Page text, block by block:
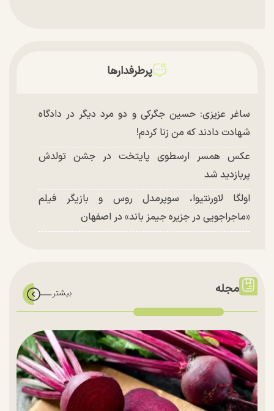
پرطرفدارها
ساغر عزیزی: حسین جگرکی و دو مرد دیگر در دادگاه
شهادت دادند که من زنا کردم!
عکس همسر ارسطوی پایتخت در جشن تولدش
پربازدید شد
اولگا لاورنتیوا، سوپرمدل روس و بازیگر فیلم
«ماجراجویی در جزیره جیمز باند» در اصفهان
مجله